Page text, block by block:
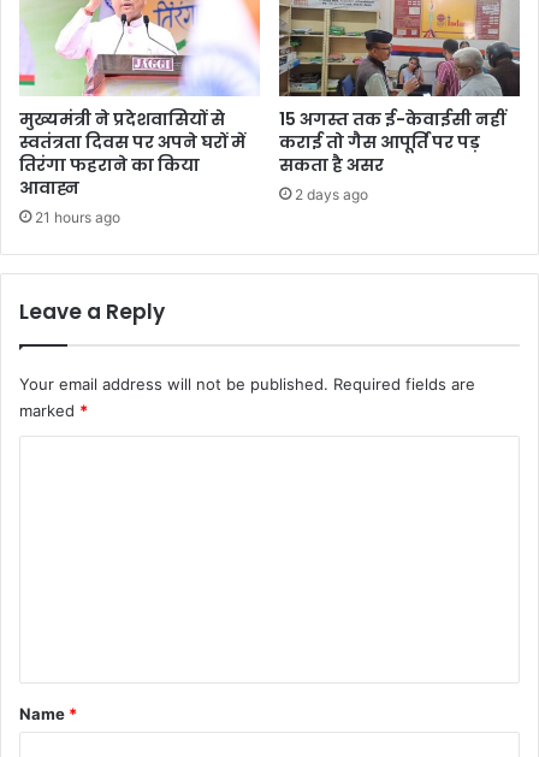
मुख्यमंत्री ने प्रदेशवासियों से
स्वतंत्रता दिवस पर अपने घरों में
तिरंगा फहराने का किया
आवाह्न
21 hours ago
15 अगस्त तक ई-केवाईसी नहीं
कराई तो गैस आपूर्ति पर पड़
सकता है असर
2 days ago
Leave a Reply
Your email address will not be published. Required fields are
marked *
*
Name *